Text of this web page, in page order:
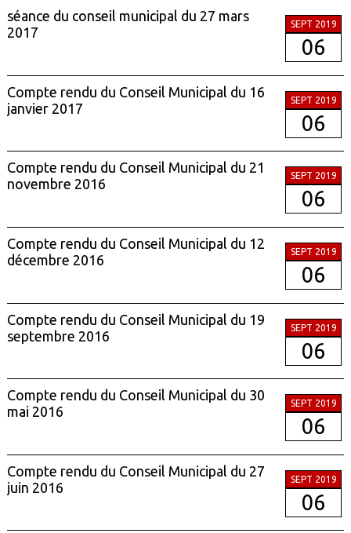
séance du conseil municipal du 27 mars
2017
SEPT 2019
06
Compte rendu du Conseil Municipal du 16
janvier 2017
SEPT 2019
06
Compte rendu du Conseil Municipal du 21
novembre 2016
SEPT 2019
06
Compte rendu du Conseil Municipal du 12
décembre 2016
SEPT 2019
06
Compte rendu du Conseil Municipal du 19
septembre 2016
SEPT 2019
06
Compte rendu du Conseil Municipal du 30
mai 2016
SEPT 2019
06
Compte rendu du Conseil Municipal du 27
juin 2016
SEPT 2019
06